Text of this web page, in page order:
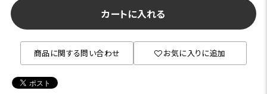
カートに入れる
商品に関する問い合わせ お気に入りに追加